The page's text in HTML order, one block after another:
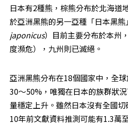
日本有2種熊，棕熊分布於北海道
於亞洲黑熊的另一亞種「日本黑熊
japonicus）目前主要分布於本州
度瀕危），九州則已滅絕。
亞洲黑熊分布在18個國家中，全
30～50%，唯獨在日本的族群狀
量穩定上升。雖然日本沒有全國
10年前文獻資料推測可能有1.3萬